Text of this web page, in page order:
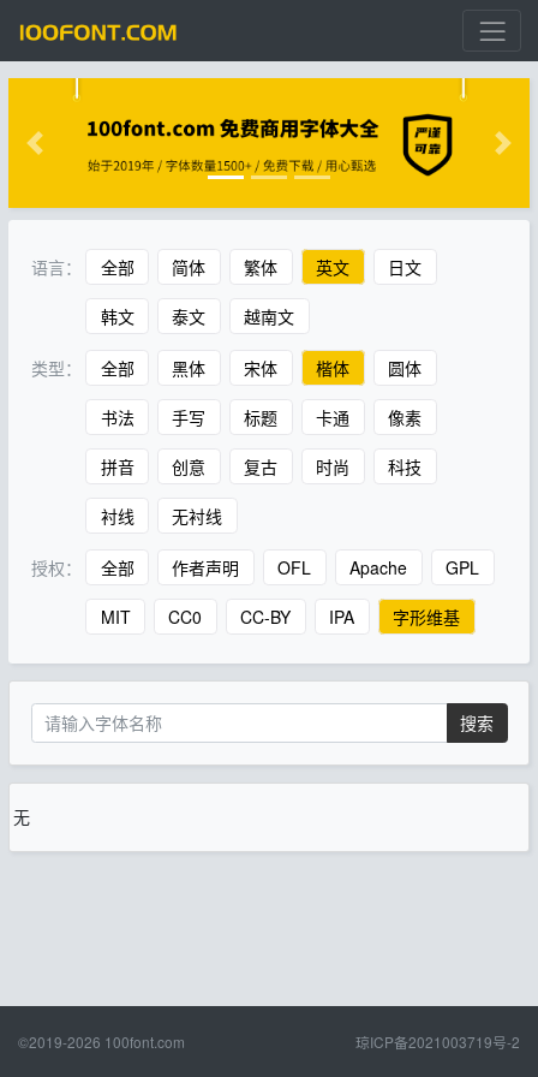
语言： 全部 简体 繁体 英文 日文
韩文 泰文 越南文
类型： 全部 黑体 宋体 楷体 圆体
书法 手写 标题 卡通 像素
拼音 创意 复古 时尚 科技
衬线 无衬线
授权： 全部 作者声明 OFL Apache GPL
MIT CC0 CC-BY IPA 字形维基
搜索
无
©2019-2026 100font.com 琼ICP备2021003719号-2